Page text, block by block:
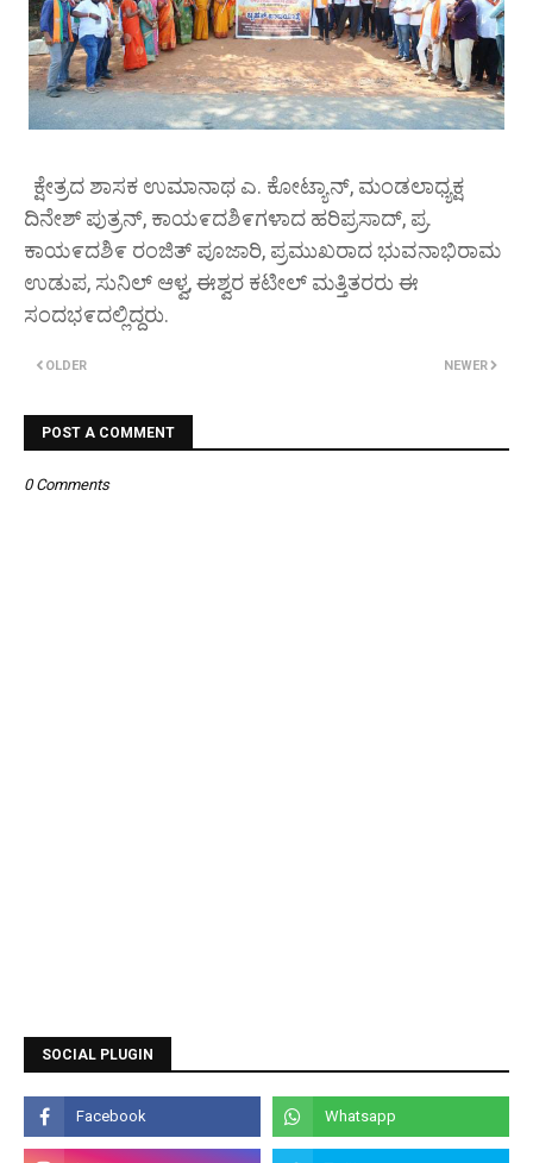
ಕ್ಷೇತ್ರದ ಶಾಸಕ ಉಮಾನಾಥ ಎ. ಕೋಟ್ಯಾನ್, ಮಂಡಲಾಧ್ಯಕ್ಷ
ದಿನೇಶ್ ಪುತ್ರನ್, ಕಾಯ೯ದಶಿ೯ಗಳಾದ ಹರಿಪ್ರಸಾದ್, ಪ್ರ.
ಕಾಯ೯ದಶಿ೯ ರಂಜಿತ್ ಪೂಜಾರಿ, ಪ್ರಮುಖರಾದ ಭುವನಾಭಿರಾಮ
ಉಡುಪ, ಸುನಿಲ್ ಆಳ್ವ, ಈಶ್ವರ ಕಟೀಲ್ ಮತ್ತಿತರರು ಈ
ಸಂದಭ೯ದಲ್ಲಿದ್ದರು.
NEWER
OLDER
POST A COMMENT
0 Comments
SOCIAL PLUGIN